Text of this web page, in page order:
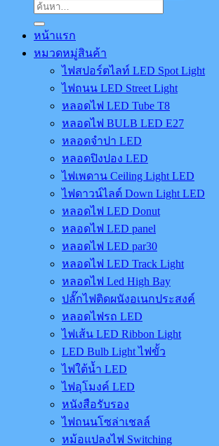
ค้นหา:
หน้าแรก
หมวดหมู่สินค้า
ไฟสปอร์ตไลท์ LED Spot Light
ไฟถนน LED Street Light
หลอดไฟ LED Tube T8
หลอดไฟ BULB LED E27
หลอดจำปา LED
หลอดปิงปอง LED
ไฟเพดาน Ceiling Light LED
ไฟดาวน์ไลต์ Down Light LED
หลอดไฟ LED Donut
หลอดไฟ LED panel
หลอดไฟ LED par30
หลอดไฟ LED Track Light
หลอดไฟ Led High Bay
ปลั๊กไฟติดผนังอเนกประสงค์
หลอดไฟรถ LED
ไฟเส้น LED Ribbon Light
LED Bulb Light ไฟขั้ว
ไฟใต้น้ำ LED
ไฟอุโมงค์ LED
หนังสือรับรอง
ไฟถนนโซล่าเชลล์
หม้อแปลงไฟ Switching